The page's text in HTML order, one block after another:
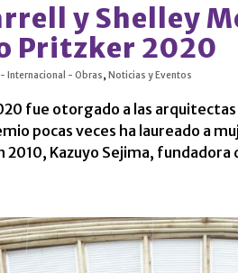
y Shelley
Pritzker 2020
Internacional - Obras, Noticias y Eventos
fue otorgado a las
pocas veces ha laureado a
2010, Kazuyo Sejima, fundadora